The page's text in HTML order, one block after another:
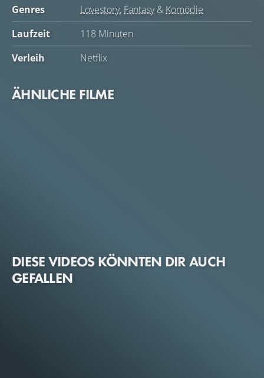
Genres Lovestory, Fantasy& Komödie
Laufzeit
118 Minuten
Verleih
Netflix
ÄHNLICHE FILME
DIESE VIDEOS KÖNNTEN DIR AUCH
GEFALLEN